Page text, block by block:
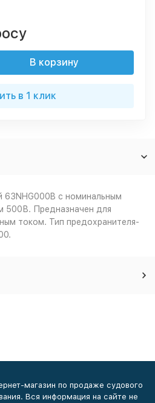
В корзину
в 1 клик
63NHG000B с номинальным
500В. Предназначен для
током. Тип предохранителя-
магазин по продаже судового
Вся информация на сайте не